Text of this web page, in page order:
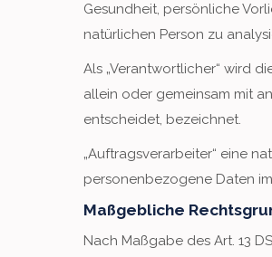
Gesundheit, persönliche
natürlichen Person zu
Als „Verantwortlicher“ wird
allein oder gemeinsam mit
entscheidet, bezeichnet.
„Auftragsverarbeiter“ eine
personenbezogene Daten
Maßgebliche
Nach Maßgabe des Art. 13